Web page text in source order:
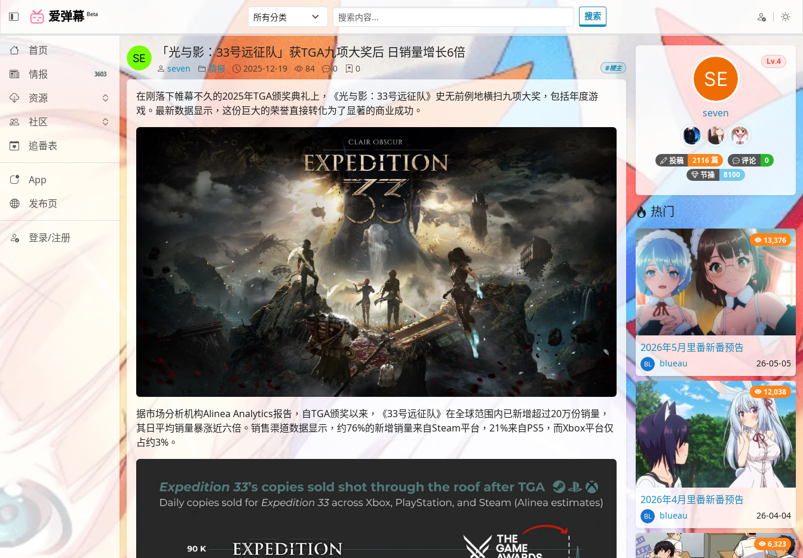
爱弹幕 Beta 搜索
首页
情报
3603
资源
社区
追番表
App
发布页
登录/注册
「光与影：33号远征队」获TGA九项大奖后 日销量增长6倍
seven 情报 2025-12-19 84 0 0 #楼主
在刚落下帷幕不久的2025年TGA颁奖典礼上，《光与影：33号远征队》史无前例地横扫九项大奖，包括年度游
戏。最新数据显示，这份巨大的荣誉直接转化为了显著的商业成功。
据市场分析机构Alinea Analytics报告，自TGA颁奖以来，《33号远征队》在全球范围内已新增超过20万份销量，
其日平均销量暴涨近六倍。销售渠道数据显示，约76%的新增销量来自Steam平台，21%来自PS5，而Xbox平台仅
占约3%。
seven
Lv.4
投稿 2116 篇 评论
0
节操
8100
热门
13,376
2026年5月里番新番预告
blueau 26-05-05
12,038
2026年4月里番新番预告
blueau 26-04-04
6,323